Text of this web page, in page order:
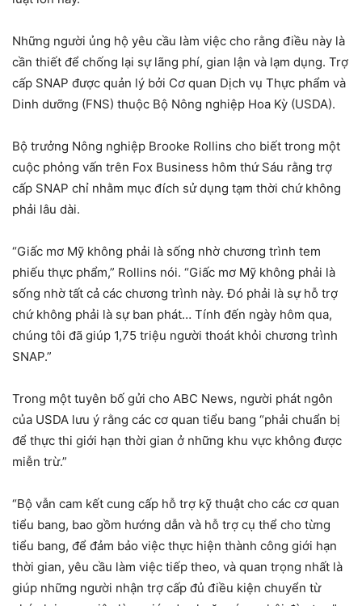
Những người ủng hộ yêu cầu làm việc cho rằng điều này là
cần thiết để chống lại sự lãng phí, gian lận và lạm dụng. Trợ
cấp SNAP được quản lý bởi Cơ quan Dịch vụ Thực phẩm và
Dinh dưỡng (FNS) thuộc Bộ Nông nghiệp Hoa Kỳ (USDA).
Bộ trưởng Nông nghiệp Brooke Rollins cho biết trong một
cuộc phỏng vấn trên Fox Business hôm thứ Sáu rằng trợ
cấp SNAP chỉ nhằm mục đích sử dụng tạm thời chứ không
phải lâu dài.
“Giấc mơ Mỹ không phải là sống nhờ chương trình tem
phiếu thực phẩm,” Rollins nói. “Giấc mơ Mỹ không phải là
sống nhờ tất cả các chương trình này. Đó phải là sự hỗ trợ
chứ không phải là sự ban phát… Tính đến ngày hôm qua,
chúng tôi đã giúp 1,75 triệu người thoát khỏi chương trình
SNAP.”
Trong một tuyên bố gửi cho ABC News, người phát ngôn
của USDA lưu ý rằng các cơ quan tiểu bang “phải chuẩn bị
để thực thi giới hạn thời gian ở những khu vực không được
miễn trừ.”
“Bộ vẫn cam kết cung cấp hỗ trợ kỹ thuật cho các cơ quan
tiểu bang, bao gồm hướng dẫn và hỗ trợ cụ thể cho từng
tiểu bang, để đảm bảo việc thực hiện thành công giới hạn
thời gian, yêu cầu làm việc tiếp theo, và quan trọng nhất là
giúp những người nhận trợ cấp đủ điều kiện chuyển từ